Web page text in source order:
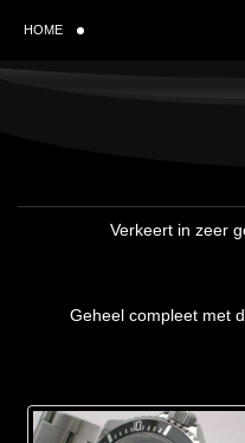
HOME
Verkeert in zeer
Geheel compleet met